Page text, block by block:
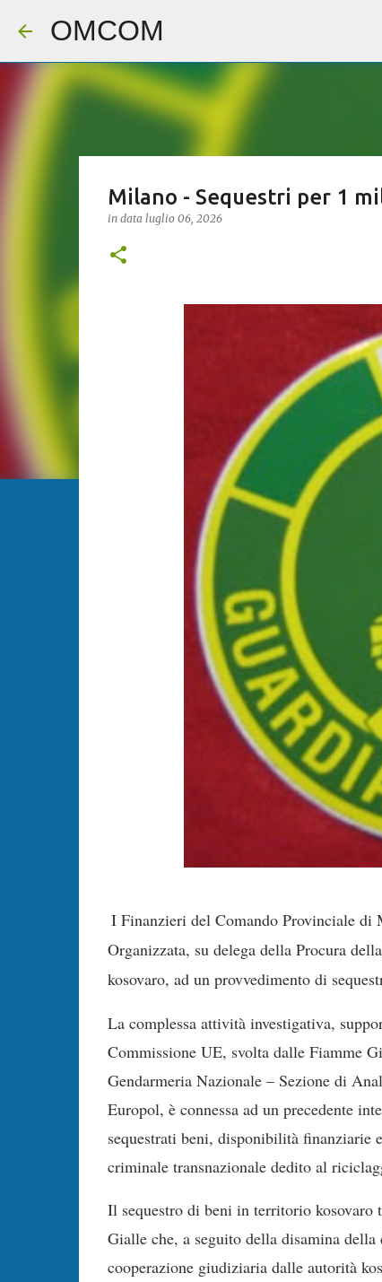
OMCOM
Milano - Sequestri per 1
in data luglio 06, 2026
I Finanzieri del Comando Provinciale
Organizzata, su delega della Procura
kosovaro, ad un provvedimento di
La complessa attività investigativa,
Commissione UE, svolta dalle Fiamme
Gendarmeria Nazionale – Sezione di
Europol, è connessa ad un precedente
sequestrati beni, disponibilità
criminale transnazionale dedito al
Il sequestro di beni in territorio
Gialle che, a seguito della disamina
cooperazione giudiziaria dalle autorità